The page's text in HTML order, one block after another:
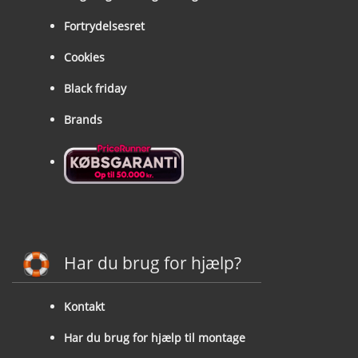
Fortrydelsesret
Cookies
Black friday
Brands
Har du brug for hjælp?
Kontakt
Har du brug for hjælp til montage